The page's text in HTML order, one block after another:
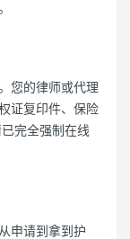
您的律师或代理
证复印件、保险
完全强制在线
申请到拿到护